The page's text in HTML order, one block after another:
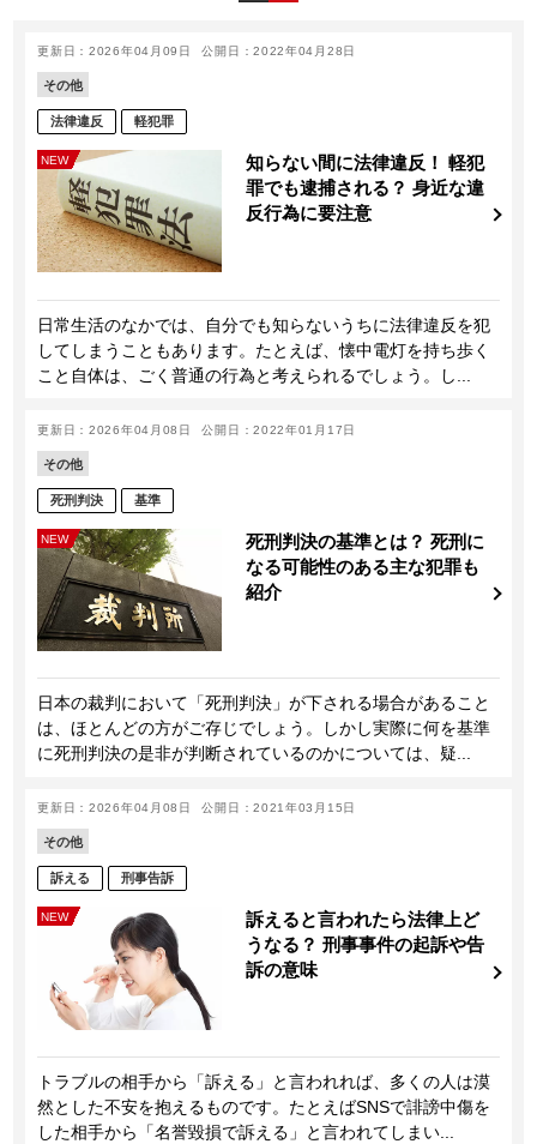
更新日：2026年04月09日 公開日：2022年04月28日
その他
法律違反 軽犯罪
NEW
知らない間に法律違反！ 軽犯
罪でも逮捕される？ 身近な違
反行為に要注意
日常生活のなかでは、自分でも知らないうちに法律違反を犯
してしまうこともあります。たとえば、懐中電灯を持ち歩く
こと自体は、ごく普通の行為と考えられるでしょう。し...
更新日：2026年04月08日 公開日：2022年01月17日
その他
死刑判決 基準
NEW
死刑判決の基準とは？ 死刑に
なる可能性のある主な犯罪も
紹介
日本の裁判において「死刑判決」が下される場合があること
は、ほとんどの方がご存じでしょう。しかし実際に何を基準
に死刑判決の是非が判断されているのかについては、疑...
更新日：2026年04月08日 公開日：2021年03月15日
その他
訴える 刑事告訴
NEW
訴えると言われたら法律上ど
うなる？ 刑事事件の起訴や告
訴の意味
トラブルの相手から「訴える」と言われれば、多くの人は漠
然とした不安を抱えるものです。たとえばSNSで誹謗中傷を
した相手から「名誉毀損で訴える」と言われてしまい...